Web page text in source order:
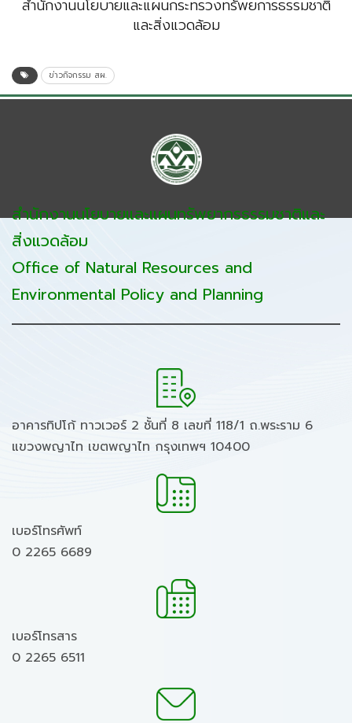
สำนักงานนโยบายและแผนกระทรวงทรัพยการธรรมชาติ
และสิ่งแวดล้อม
ข่าวกิจกรรม สผ.
สำนักงานนโยบายและแผนทรัพยากรธรรมชาติและ
สิ่งแวดล้อม
Office of Natural Resources and
Environmental Policy and Planning
อาคารทิปโก้ ทาวเวอร์ 2 ชั้นที่ 8 เลขที่ 118/1 ถ.พระราม 6
แขวงพญาไท เขตพญาไท กรุงเทพฯ 10400
เบอร์โทรศัพท์
0 2265 6689
เบอร์โทรสาร
0 2265 6511